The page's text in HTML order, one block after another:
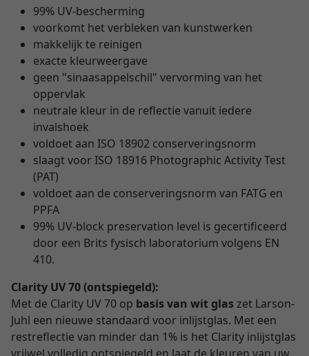
99% UV-bescherming
voorkomt het verbleken van kunstwerken
makkelijk te reinigen
exacte kleurweergave
geen "sinaasappelschil" vervorming van het
oppervlak
neutrale kleur in de reflectie vanuit iedere
invalshoek
voldoet aan ISO 18902 conserveringsnorm
slaagt voor ISO 18916 Photographic Activity Test
(PAT)
voldoet aan de conserveringsnorm van FATG en
PPFA
99% UV-block preservation level is gecertificeerd
door een Brits fysisch laboratorium volgens EN
410.
Clarity UV 70 (ontspiegeld):
Met de Clarity UV 70 op basis van wit glaszet Larson-
Juhl een nieuwe standaard voor inlijstglas. Met een
restreflectie van minder dan 1% is het Clarity inlijstglas